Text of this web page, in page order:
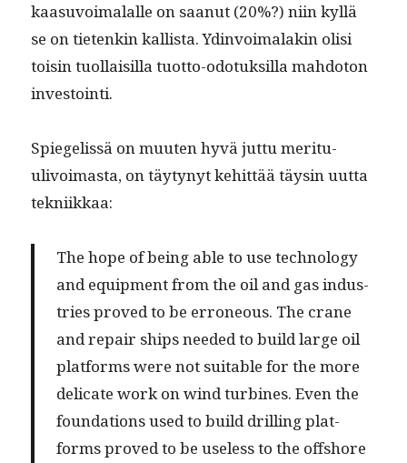
kaa­su­voimalalle on saanut (20%?) niin kyl­lä
se on tietenkin kallista. Ydin­voimalakin olisi
toisin tuol­laisil­la tuot­to-odotuk­sil­la mah­do­ton
investointi.
Spiege­lis­sä on muuten hyvä jut­tu mer­itu­
ulivoimas­ta, on täy­tynyt kehit­tää täysin uut­ta
tekniikkaa:
The hope of being able to use tech­nol­o­gy
and equip­ment from the oil and gas indus­
tries proved to be erro­neous. The crane
and repair ships need­ed to build large oil
plat­forms were not suit­able for the more
del­i­cate work on wind tur­bines. Even the
foun­da­tions used to build drilling plat­
forms proved to be use­less to the off­shore